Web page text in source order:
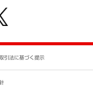
いて
引法に基づく提示